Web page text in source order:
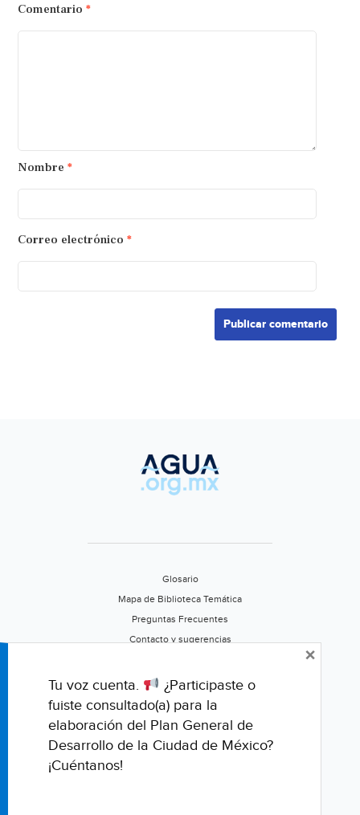
Comentario *
Nombre *
Correo electrónico *
Glosario
Mapa de Biblioteca Temática
Preguntas Frecuentes
Contacto y sugerencias
Califica este portal
Tu voz cuenta.
¿Participaste o
fuiste consultado(a) para la
elaboración del Plan General de
Desarrollo de la Ciudad de México?
¡Cuéntanos!
×